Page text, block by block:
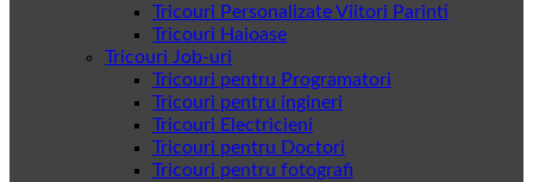
Tricouri Personalizate Viitori Parinti
Tricouri Haioase
Tricouri Job-uri
Tricouri pentru Programatori
Tricouri pentru ingineri
Tricouri Electricieni
Tricouri pentru Doctori
Tricouri pentru fotografi